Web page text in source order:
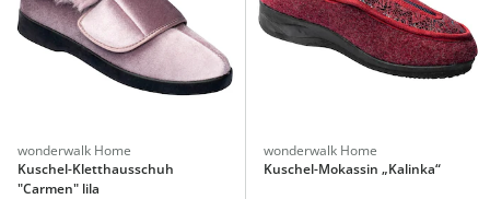
wonderwalk Home
Kuschel-Kletthausschuh
"Carmen" lila
wonderwalk Home
Kuschel-Mokassin „Kalinka“